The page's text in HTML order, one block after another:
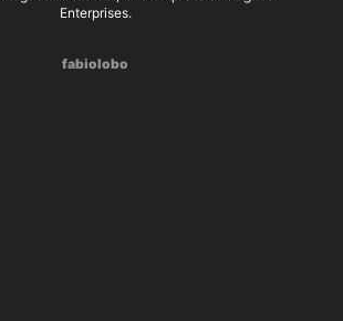
Enterprises.
fabiolobo